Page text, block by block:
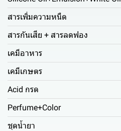
สารเพิ่มความหนืด
สารกันเสีย + สารลดฟอง
เคมีอาหาร
เคมีเกษตร
Acid กรด
Perfume+Color
ชุดน้ำยา